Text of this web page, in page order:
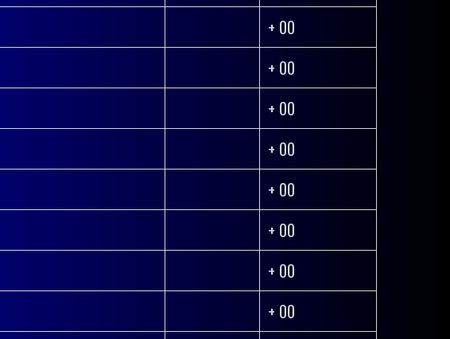
+ 00
+ 00
+ 00
+ 00
+ 00
+ 00
+ 00
+ 00